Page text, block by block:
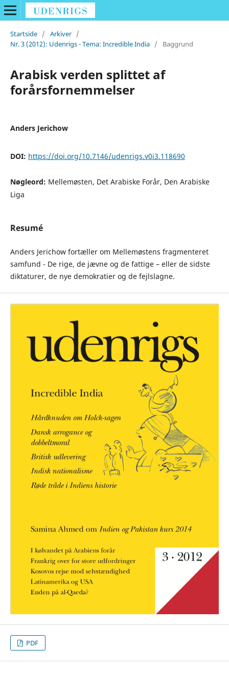
Startside / Arkiver /
Nr. 3 (2012): Udenrigs - Tema: Incredible India / Baggrund
Arabisk verden splittet af
forårsfornemmelser
Anders Jerichow
DOI: https://doi.org/10.7146/udenrigs.v0i3.118690
Nøgleord: Mellemøsten, Det Arabiske Forår, Den Arabiske
Liga
Resumé
Anders Jerichow fortæller om Mellemøstens fragmenteret
samfund - De rige, de jævne og de fattige – eller de sidste
diktaturer, de nye demokratier og de fejlslagne.
PDF